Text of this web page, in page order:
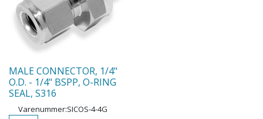
MALE CONNECTOR, 1/4"
O.D. - 1/4" BSPP, O-RING
SEAL, S316
Varenummer:SICOS-4-4G